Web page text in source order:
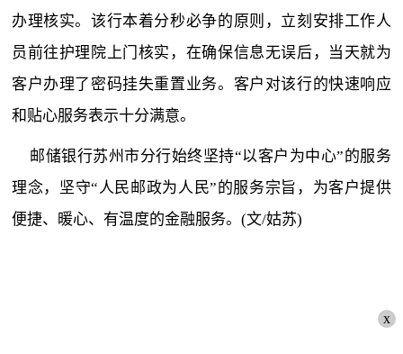
办理核实。该行本着分秒必争的原则，立刻安排工作人
员前往护理院上门核实，在确保信息无误后，当天就为
客户办理了密码挂失重置业务。客户对该行的快速响应
和贴心服务表示十分满意。
邮储银行苏州市分行始终坚持“以客户为中心”的服务
理念，坚守“人民邮政为人民”的服务宗旨，为客户提供
便捷、暖心、有温度的金融服务。(文/姑苏)
x